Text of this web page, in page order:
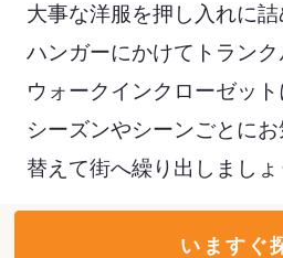
大事な洋服を押し入れに詰
ハンガーにかけてトラン
ウォークインクローゼット
シーズンやシーンごとに
替えて街へ繰り出しましょ
いますぐ